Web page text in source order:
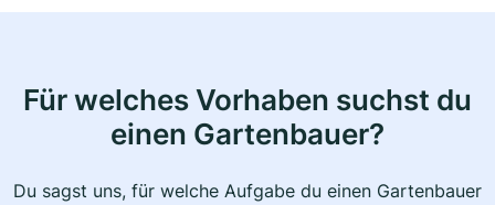
Für welches Vorhaben suchst du
einen Gartenbauer?
Du sagst uns, für welche Aufgabe du einen Gartenbauer